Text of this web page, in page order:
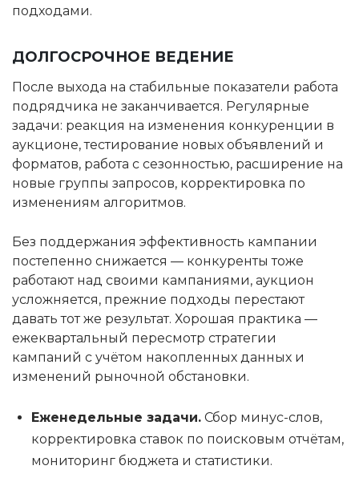
подходами.
ДОЛГОСРОЧНОЕ ВЕДЕНИЕ
После выхода на стабильные показатели работа
подрядчика не заканчивается. Регулярные
задачи: реакция на изменения конкуренции в
аукционе, тестирование новых объявлений и
форматов, работа с сезонностью, расширение на
новые группы запросов, корректировка по
изменениям алгоритмов.
Без поддержания эффективность кампании
постепенно снижается — конкуренты тоже
работают над своими кампаниями, аукцион
усложняется, прежние подходы перестают
давать тот же результат. Хорошая практика —
ежеквартальный пересмотр стратегии
кампаний с учётом накопленных данных и
изменений рыночной обстановки.
Еженедельные задачи. Сбор минус-слов,
корректировка ставок по поисковым отчётам,
мониторинг бюджета и статистики.